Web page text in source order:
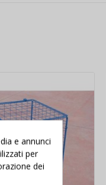
e annunci
per
dei